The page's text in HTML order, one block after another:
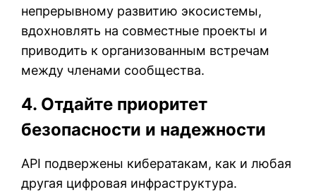
непрерывному развитию экосистемы,
вдохновлять на совместные проекты и
приводить к организованным встречам
между членами сообщества.
4. Отдайте приоритет
безопасности и надежности
API подвержены кибератакам, как и любая
другая цифровая инфраструктура.